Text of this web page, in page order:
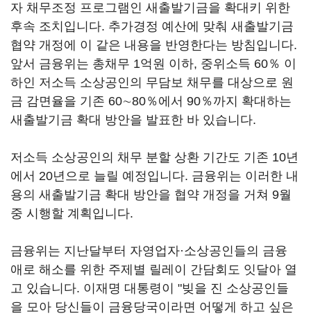
자 채무조정 프로그램인 새출발기금을 확대키 위한
후속 조치입니다. 추가경정 예산에 맞춰 새출발기금
협약 개정에 이 같은 내용을 반영한다는 방침입니다.
앞서 금융위는 총채무 1억원 이하, 중위소득 60％ 이
하인 저소득 소상공인의 무담보 채무를 대상으로 원
금 감면율을 기존 60∼80％에서 90％까지 확대하는
새출발기금 확대 방안을 발표한 바 있습니다.
저소득 소상공인의 채무 분할 상환 기간도 기존 10년
에서 20년으로 늘릴 예정입니다. 금융위는 이러한 내
용의 새출발기금 확대 방안을 협약 개정을 거쳐 9월
중 시행할 계획입니다.
금융위는 지난달부터 자영업자·소상공인들의 금융
애로 해소를 위한 주제별 릴레이 간담회도 잇달아 열
고 있습니다. 이재명 대통령이 "빚을 진 소상공인들
을 모아 당신들이 금융당국이라면 어떻게 하고 싶은